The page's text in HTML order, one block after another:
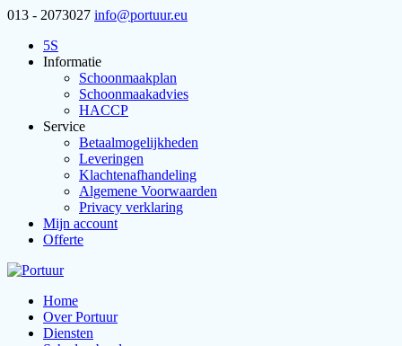
013 - 2073027 info@portuur.eu
5S
Informatie
Schoonmaakplan
Schoonmaakadvies
HACCP
Service
Betaalmogelijkheden
Leveringen
Klachtenafhandeling
Algemene Voorwaarden
Privacy verklaring
Mijn account
Offerte
Home
Over Portuur
Diensten